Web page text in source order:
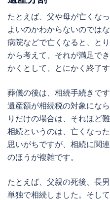
たとえば、父や母が亡くな
よいのかわからないのではな
病院などで亡くなると、と
から考えて、それが満足で
かくとして、とにかく終了す
葬儀の後は、相続手続きです
遺産額が相続税の対象になら
りだけの場合は、それほど
相続というのは、亡くなっ
思いがちですが、相続に関
のほうが複雑です。
たとえば、父親の死後、長
単独で相続しました。そし